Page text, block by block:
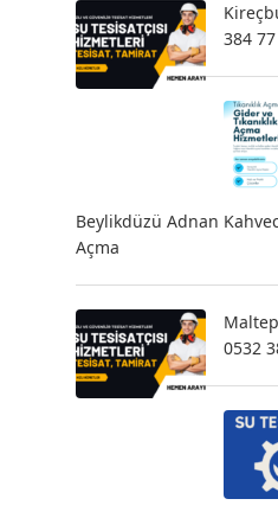
384
Beylikdüzü Adnan
Açma
0532